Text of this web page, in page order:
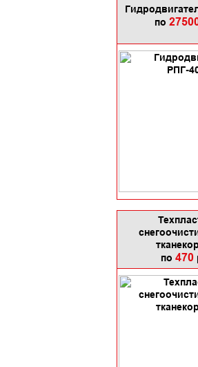
по
по 470